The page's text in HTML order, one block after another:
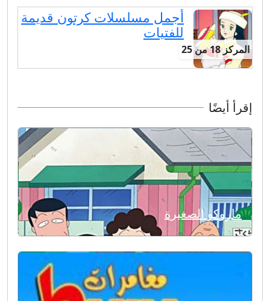
المركز 18 من 25
أجمل مسلسلات كرتون قديمة
للفتيات
إقرأ أيضًا
ماروكو الصغيرة